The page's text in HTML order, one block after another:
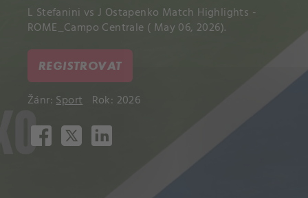
L Stefanini vs J Ostapenko Match Highlights -
ROME_Campo Centrale ( May 06, 2026).
REGISTROVAT
Žánr:Sport Rok: 2026